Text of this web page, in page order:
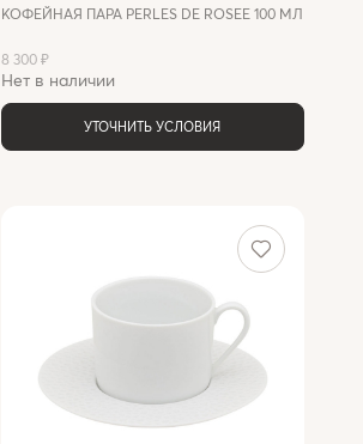
КОФЕЙНАЯ ПАРА PERLES DE ROSEE 100 МЛ
8 300 ₽
Нет в наличии
УТОЧНИТЬ УСЛОВИЯ